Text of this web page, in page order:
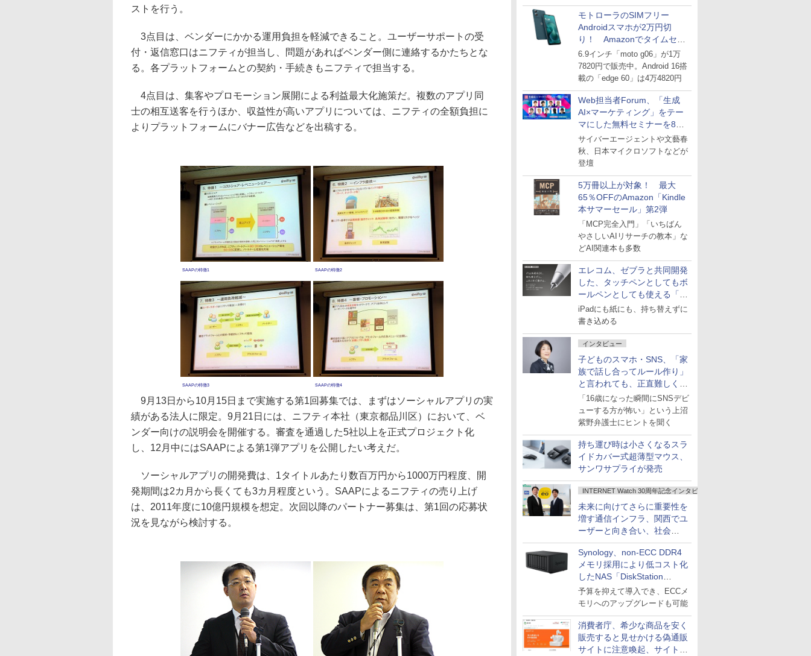
にとどまる～GMOブランド
セキュリティ調査
モトローラのSIMフリー
Androidスマホが2万円切
り！ Amazonでタイムセー
ル
6.9インチ「moto g06」が1万
7820円で販売中。Android 16搭
載の「edge 60」は4万4820円
Web担当者Forum、「生成
AI×マーケティング」をテー
マにした無料セミナーを8月
27日にオンライン開催
サイバーエージェントや文藝春
秋、日本マイクロソフトなどが
登壇
5万冊以上が対象！ 最大
65％OFFのAmazon「Kindle
本サマーセール」第2弾
「MCP完全入門」「いちばん
やさしいAIリサーチの教本」な
どAI関連本も多数
エレコム、ゼブラと共同開発
した、タッチペンとしてもボ
ールペンとしても使える「ス
タイラスツーウェイ」発売
iPadにも紙にも、持ち替えずに
書き込める
インタビュー
子どものスマホ・SNS、「家
族で話し合ってルール作り」
と言われても、正直難しくな
いですか？
「16歳になった瞬間にSNSデビ
ューする方が怖い」という上沼
紫野弁護士にヒントを聞く
持ち運び時は小さくなるスラ
イドカバー式超薄型マウス、
サンワサプライが発売
INTERNET Watch 30周年記念インタビュー
未来に向けてさらに重要性を
増す通信インフラ、関西でユ
ーザーと向き合い、社会
の“あたらしい”を起動し続け
る～オプテージ
Synology、non-ECC DDR4
メモリ採用により低コスト化
したNAS「DiskStation
neo+」シリーズ
予算を抑えて導入でき、ECCメ
モリへのアップグレードも可能
消費者庁、希少な商品を安く
販売すると見せかける偽通販
サイトに注意喚起、サイト名
ストを行う。
3点目は、ベンダーにかかる運用負担を軽減できること。ユーザーサポートの受
付・返信窓口はニフティが担当し、問題があればベンダー側に連絡するかたちとな
る。各プラットフォームとの契約・手続きもニフティで担当する。
4点目は、集客やプロモーション展開による利益最大化施策だ。複数のアプリ同
士の相互送客を行うほか、収益性が高いアプリについては、ニフティの全額負担に
よりプラットフォームにバナー広告などを出稿する。
SAAPの特徴1 SAAPの特徴2
SAAPの特徴3 SAAPの特徴4
9月13日から10月15日まで実施する第1回募集では、まずはソーシャルアプリの実
績がある法人に限定。9月21日には、ニフティ本社（東京都品川区）において、ベ
ンダー向けの説明会を開催する。審査を通過した5社以上を正式プロジェクト化
し、12月中にはSAAPによる第1弾アプリを公開したい考えだ。
ソーシャルアプリの開発費は、1タイトルあたり数百万円から1000万円程度、開
発期間は2カ月から長くても3カ月程度という。SAAPによるニフティの売り上げ
は、2011年度に10億円規模を想定。次回以降のパートナー募集は、第1回の応募状
況を見ながら検討する。